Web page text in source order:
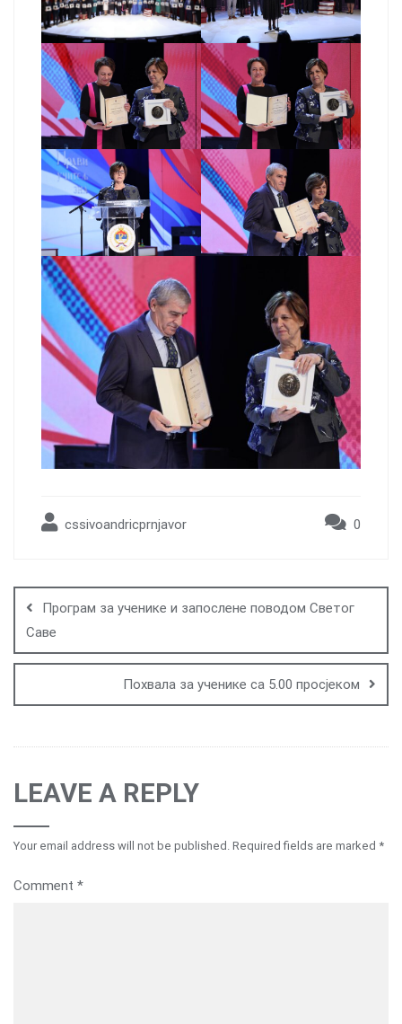
cssivoandricprnjavor 0
navigation
Програм за ученике и запослене поводом Светог
Саве
Похвала за ученике са 5.00 просјеком
LEAVE A REPLY
Your email address will not be published. Required fields are marked *
Comment *